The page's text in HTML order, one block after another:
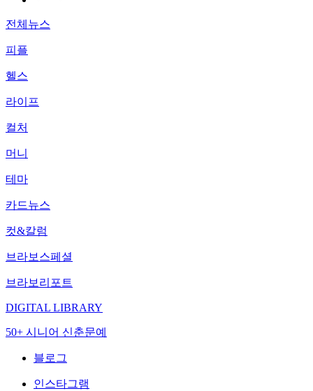
전체뉴스
피플
헬스
라이프
컬처
머니
테마
카드뉴스
컷&칼럼
브라보스페셜
브라보리포트
DIGITAL LIBRARY
50+ 시니어 신춘문예
블로그
인스타그램